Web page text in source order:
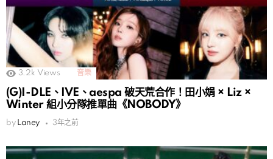
3.2k Views 音樂
(G)I-DLE、IVE、aespa 破天荒合作！田小娟 × Liz ×
Winter 組小分隊推單曲《NOBODY》
by Laney 3年之前